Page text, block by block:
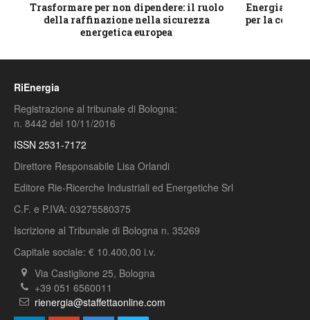
Trasformare per non dipendere: il ruolo
della raffinazione nella sicurezza
energetica europea
Energia e
per la
RiEnergia
Registrazione al tribunale di Bologna:
n. 8442 del 10/11/2016
ISSN 2531-7172
Direttore Responsabile Lisa Orlandi
Editore Rie-Ricerche Industriali ed Energetiche Srl
C.F. e P.IVA: 03275580375
Iscrizione al Tribunale di Bologna n. 35269
Capitale sociale: € 10.400,00 i.v.
Via Castiglione 25, Bologna
+39 051 6560011
rienergia@staffettaonline.com